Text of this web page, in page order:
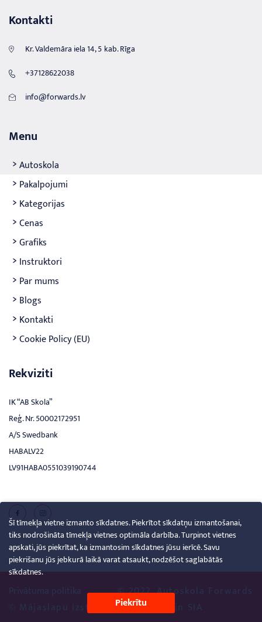
Kontakti
Kr. Valdemāra iela 14, 5 kab. Rīga
+37128622038
info@forwards.lv
Menu
Autoskola
Pakalpojumi
Kategorijas
Cenas
Grafiks
Instruktori
Par mums
Blogs
Kontakti
Cookie Policy (EU)
Rekviziti
IK “AB Skola”
Reģ. Nr. 50002172951
A/S Swedbank
HABALV22
LV91HABA0551039190744
Privātuma politika
© 2022. Autoskola Forwards
© Mājaslapu Izstrāde Creative Brain SIA
Šī tīmekļa vietne izmanto sīkdatnes. Piekrītot sīkdatņu izmantošanai,
tiks nodrošināta tīmekļa vietnes optimāla darbība. Turpinot vietnes
apskati, jūs piekrītat, ka izmantosim sīkdatnes jūsu ierīcē. Savu
piekrišanu jūs jebkurā laikā varat atsaukt, nodzēšot saglabātās
sīkdatnes.
Piekrītu